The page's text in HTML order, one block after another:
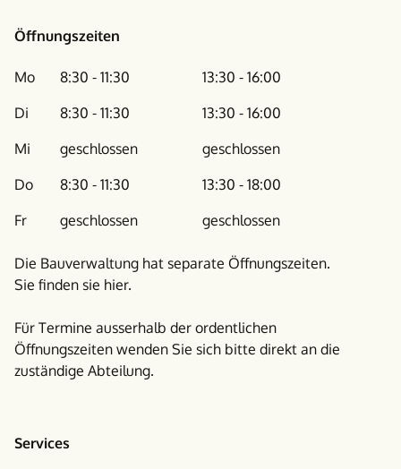
Öffnungszeiten
Mo 8:30 - 11:30
13:30 - 16:00
Di
8:30 - 11:30
13:30 - 16:00
Mi
geschlossen
geschlossen
Do
8:30 - 11:30
13:30 - 18:00
Fr
geschlossen geschlossen
Die Bauverwaltung hat separate Öffnungszeiten.
Sie finden sie hier.
Für Termine ausserhalb der ordentlichen
Öffnungszeiten wenden Sie sich bitte direkt an die
zuständige Abteilung.
Services